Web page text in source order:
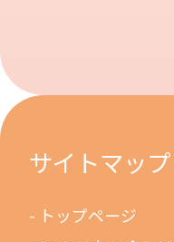
サイトマップ
トップページ